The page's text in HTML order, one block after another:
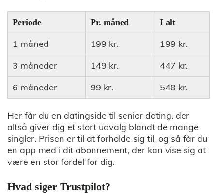
Periode Pr. måned I alt
1 måned 199 kr.
199 kr.
3 måneder
149 kr.
447 kr.
6 måneder
99 kr. 548 kr.
Her får du en datingside til senior dating, der
altså giver dig et stort udvalg blandt de mange
singler. Prisen er til at forholde sig til, og så får du
en app med i dit abonnement, der kan vise sig at
være en stor fordel for dig.
Hvad siger Trustpilot?